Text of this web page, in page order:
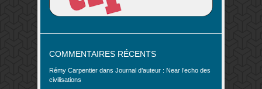
COMMENTAIRES RÉCENTS
Rémy Carpentier dans Journal d’auteur : Near l’echo des
civilisations